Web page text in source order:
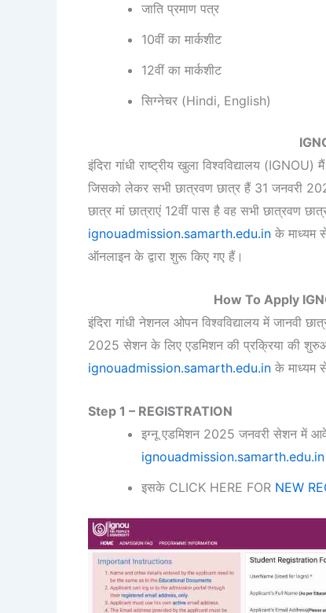
जाति प्रमाण पत्र
10वीं का मार्कशीट
12वीं का मार्कशीट
सिग्नेचर (Hindi, English)
इंदिरा गांधी राष्ट्रीय खुला विश्वविद्यालय
जिसको लेकर सभी छात्रवण छात्र हैं 31 जनवरी
छात्र मां छात्राएं 12वीं पास है वह सभी छात्रवण
ignouadmission.samarth.edu.in के माध्यम
ऑनलाइन के द्वारा शुरू किए गए हैं।
How To Apply
इंदिरा गांधी नेशनल ओपन विश्वविद्यालय में जानवी
2025 सेशन के लिए एडमिशन की प्रक्रिया की
ignouadmission.samarth.edu.in के माध्यम
Step 1 – REGISTRATION
इग्नू एडमिशन 2025 जनवरी सेशन में
ignouadmission.samarth.edu.in
इसके CLICK HERE FOR NEW